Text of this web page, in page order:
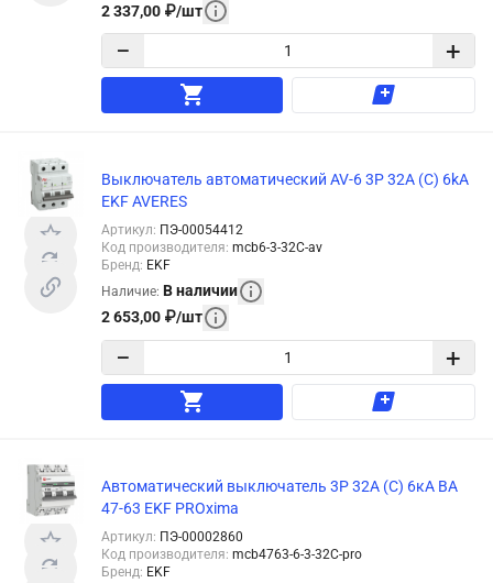
2 337,00 ₽/шт
− +
Выключатель автоматический AV-6 3P 32A (C) 6kA
EKF AVERES
Артикул: ПЭ-00054412
Код производителя: mcb6-3-32C-av
Бренд: EKF
Наличие: В наличии
2 653,00 ₽/шт
− +
Автоматический выключатель 3P 32А (C) 6кА ВА
47-63 EKF PROxima
Артикул: ПЭ-00002860
Код производителя: mcb4763-6-3-32C-pro
Бренд: EKF